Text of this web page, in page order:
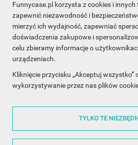
Funnycase.pl korzysta z cookies i innych
zapewnić niezawodność i
mierzyć ich wydajność, zapewniać
doświadczenia zakupowe i
celu zbieramy informacje o
urządzeniach.
Kliknięcie przycisku „Akceptuj wszystko”
wykorzystywanie przez nas plików
TYLKO TE
INFORMACJA O SKLEPIE
INFORMACJE
OBSŁUGA KLIENTA
WSPÓŁPRACA
ŚLEDŹ NAS NA FACEBOOKU
Made with❤in